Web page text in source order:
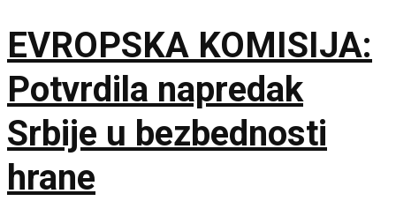
rast plata
EVROPSKA KOMISIJA:
Potvrdila napredak
Srbije u bezbednosti
hrane